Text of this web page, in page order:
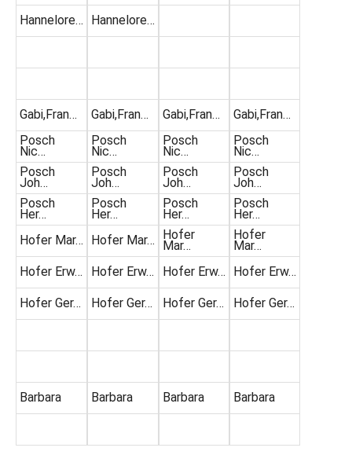
Hannelore…
Gabi,Fran…
Posch
Nic…
Posch
Joh…
Posch
Her…
Hofer Mar…
Hofer Erw…
Hofer Ger…
Barbara
Hannelore…
Gabi,Fran…
Posch
Nic…
Posch
Joh…
Posch
Her…
Hofer Mar…
Hofer Erw…
Hofer Ger…
Barbara
Gabi,Fran…
Posch
Nic…
Posch
Joh…
Posch
Her…
Hofer
Mar…
Hofer Erw…
Hofer Ger…
Barbara
Gabi,Fran…
Posch
Nic…
Posch
Joh…
Posch
Her…
Hofer
Mar…
Hofer Erw…
Hofer Ger…
Barbara